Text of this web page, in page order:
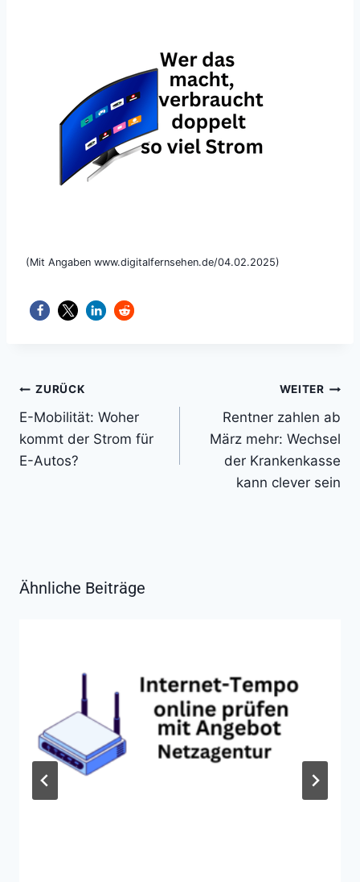
(Mit Angaben www.digitalfernsehen.de/04.02.2025)
Beitragsnavigation
ZURÜCK
E-Mobilität: Woher
kommt der Strom für
E-Autos?
WEITER
Rentner zahlen ab
März mehr: Wechsel
der Krankenkasse
kann clever sein
Ähnliche Beiträge